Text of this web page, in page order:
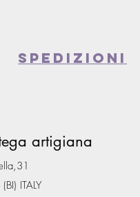
spedizioni
artigiana
ITALY